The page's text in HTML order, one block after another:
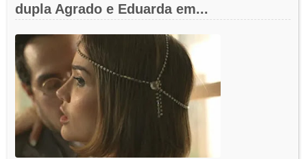
dupla Agrado e Eduarda em...